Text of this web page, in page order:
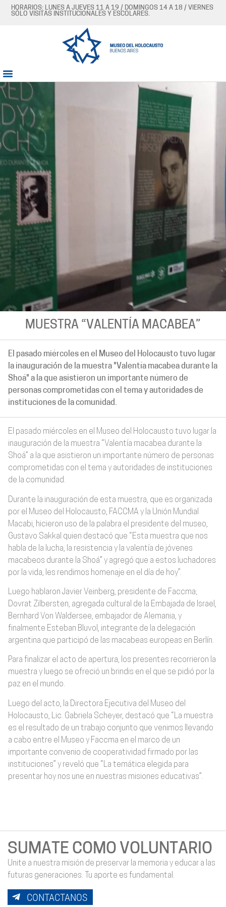
HORARIOS: LUNES A JUEVES 11 A 19 / DOMINGOS 14 A 18 / VIERNES
SÓLO VISITAS INSTITUCIONALES Y ESCOLARES.
MUESTRA “VALENTÍA MACABEA”
El pasado miércoles en el Museo del Holocausto tuvo lugar
la inauguración de la muestra "Valentía macabea durante la
Shoá" a la que asistieron un importante número de
personas comprometidas con el tema y autoridades de
instituciones de la comunidad.
El pasado miércoles en el Museo del Holocausto tuvo lugar la
inauguración de la muestra “Valentía macabea durante la
Shoá” a la que asistieron un importante número de personas
comprometidas con el tema y autoridades de instituciones
de la comunidad.
Durante la inauguración de esta muestra, que es organizada
por el Museo del Holocausto, FACCMA y la Unión Mundial
Macabi, hicieron uso de la palabra el presidente del museo,
Gustavo Sakkal quien destacó que “Esta muestra que nos
habla de la lucha, la resistencia y la valentía de jóvenes
macabeos durante la Shoá” y agregó que a estos luchadores
por la vida, les rendimos homenaje en el día de hoy”.
Luego hablaron Javier Veinberg, presidente de Faccma;
Dovrat Zilbersten, agregada cultural de la Embajada de Israel,
Bernhard Von Waldersee, embajador de Alemania, y
finalmente Esteban Bluvol, integrante de la delegación
argentina que participó de las macabeas europeas en Berlín.
Para finalizar el acto de apertura, los presentes recorrieron la
muestra y luego se ofreció un brindis en el que se pidió por la
paz en el mundo.
Luego del acto, la Directora Ejecutiva del Museo del
Holocausto, Lic. Gabriela Scheyer, destacó que “La muestra
es el resultado de un trabajo conjunto que venimos llevando
a cabo entre el Museo y Faccma en el marco de un
importante convenio de cooperatividad firmado por las
instituciones” y reveló que “La temática elegida para
presentar hoy nos une en nuestras misiones educativas”.
SUMATE COMO VOLUNTARIO
Unite a nuestra misión de preservar la memoria y educar a las
futuras generaciones. Tu aporte es fundamental.
CONTACTANOS